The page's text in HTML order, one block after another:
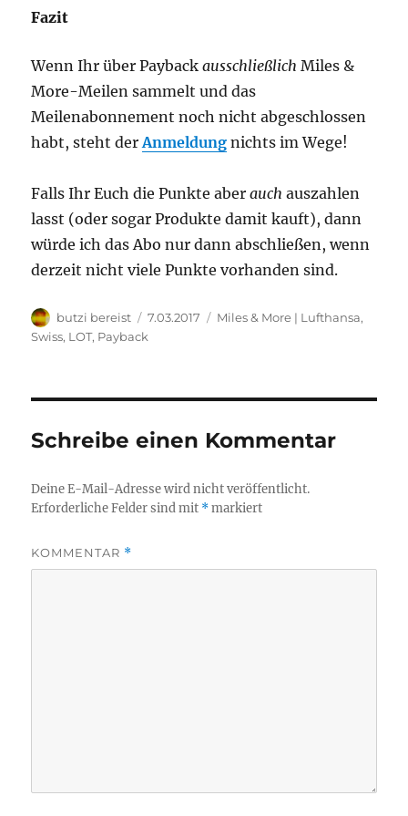
Fazit
Wenn Ihr über Paybackausschließlich Miles &
More-Meilen sammelt und das
Meilenabonnement noch nicht abgeschlossen
habt, steht derAnmeldung nichts im Wege!
Falls Ihr Euch die Punkte aberauch auszahlen
lasst (oder sogar Produkte damit kauft), dann
würde ich das Abo nur dann abschließen, wenn
derzeit nicht viele Punkte vorhanden sind.
Autor
butzi bereist
Veröffentlicht
am
7.03.2017 Kategorien
Miles & More | Lufthansa,
Swiss, LOT, Payback
Schreibe einen Kommentar
Deine E-Mail-Adresse wird nicht veröffentlicht.
Erforderliche Felder sind mit *markiert
KOMMENTAR *